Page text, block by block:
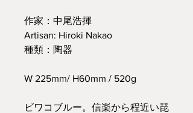
作家：中尾浩揮
Artisan: Hiroki Nakao
種類：陶器
W 225mm/ H60mm / 520g
ビワコブルー。信楽から程近い琵